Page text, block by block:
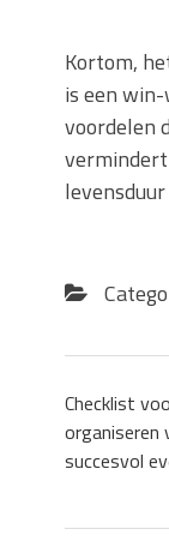
Kortom,
is een
voordelen
Checklist
organiseren
succesvol